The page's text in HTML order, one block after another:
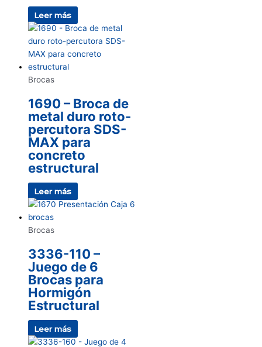
Leer más
Brocas
1690 – Broca de
metal duro roto-
percutora SDS-
MAX para
concreto
estructural
Leer más
Brocas
3336-110 –
Juego de 6
Brocas para
Hormigón
Estructural
Leer más